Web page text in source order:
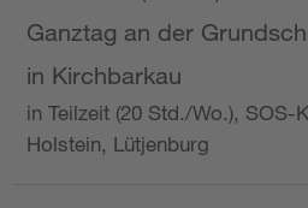
Ganztag an der
in Kirchbarkau
in Teilzeit (20 Std./Wo.),
Holstein, Lütjenburg